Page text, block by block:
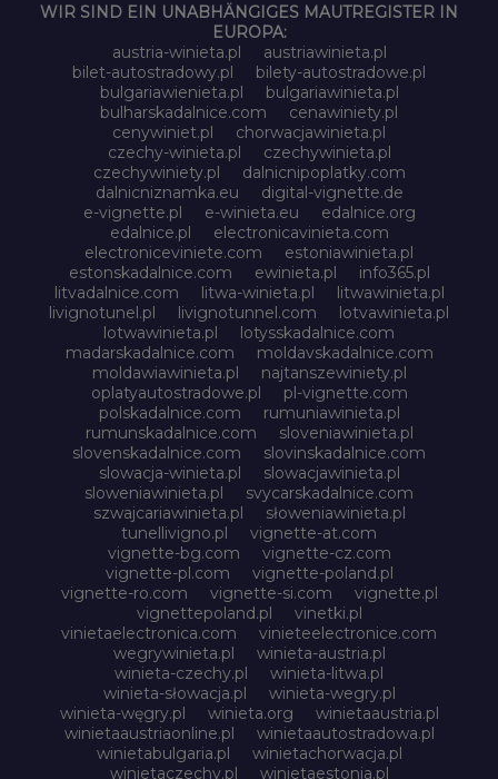
WIR SIND EIN UNABHÄNGIGES MAUTREGISTER IN
EUROPA:
austria-winieta.pl
austriawinieta.pl
bilet-autostradowy.pl
bilety-autostradowe.pl
bulgariawienieta.pl
bulgariawinieta.pl
bulharskadalnice.com
cenawiniety.pl
cenywiniet.pl
chorwacjawinieta.pl
czechy-winieta.pl
czechywinieta.pl
czechywiniety.pl
dalnicnipoplatky.com
dalnicniznamka.eu
digital-vignette.de
e-vignette.pl
e-winieta.eu
edalnice.org
edalnice.pl
electronicavinieta.com
electroniceviniete.com
estoniawinieta.pl
estonskadalnice.com
ewinieta.pl
info365.pl
litvadalnice.com
litwa-winieta.pl
litwawinieta.pl
livignotunel.pl
livignotunnel.com
lotvawinieta.pl
lotwawinieta.pl
lotysskadalnice.com
madarskadalnice.com
moldavskadalnice.com
moldawiawinieta.pl
najtanszewiniety.pl
oplatyautostradowe.pl
pl-vignette.com
polskadalnice.com
rumuniawinieta.pl
rumunskadalnice.com
sloveniawinieta.pl
slovenskadalnice.com
slovinskadalnice.com
slowacja-winieta.pl
slowacjawinieta.pl
sloweniawinieta.pl
svycarskadalnice.com
szwajcariawinieta.pl
słoweniawinieta.pl
tunellivigno.pl
vignette-at.com
vignette-bg.com
vignette-cz.com
vignette-pl.com
vignette-poland.pl
vignette-ro.com
vignette-si.com
vignette.pl
vignettepoland.pl
vinetki.pl
vinietaelectronica.com
vinieteelectronice.com
wegrywinieta.pl
winieta-austria.pl
winieta-czechy.pl
winieta-litwa.pl
winieta-słowacja.pl
winieta-wegry.pl
winieta-węgry.pl
winieta.org
winietaaustria.pl
winietaaustriaonline.pl
winietaautostradowa.pl
winietabulgaria.pl
winietachorwacja.pl
winietaczechy.pl
winietaestonia.pl